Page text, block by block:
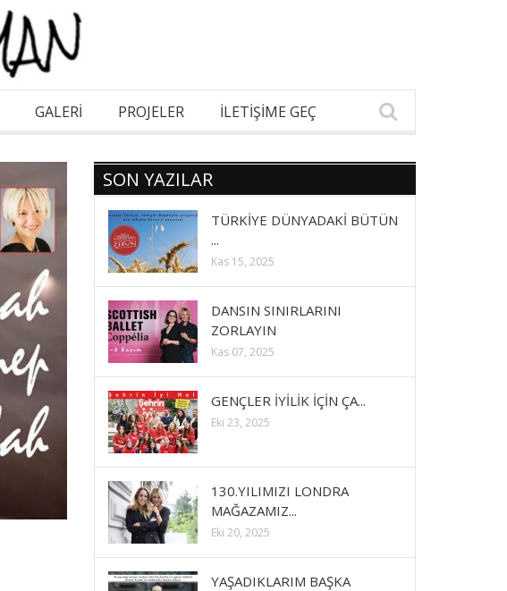
GALERI PROJELER İLETİŞİME GEÇ
SON YAZILAR
TÜRKİYE DÜNYADAKİ BÜTÜN
...
Kas 15, 2025
DANSIN SINIRLARINI
ZORLAYIN
Kas 07, 2025
GENÇLER İYİLİK İÇİN ÇA...
Eki 23, 2025
130.YILIMIZI LONDRA
MAĞAZAMIZ...
Eki 20, 2025
YAŞADIKLARIM BAŞKA